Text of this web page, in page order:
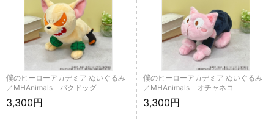
僕のヒーローアカデミア ぬいぐるみ
／MHAnimals バクドッグ
3,300円
僕のヒーローアカデミア ぬいぐるみ
／MHAnimals オチャネコ
3,300円